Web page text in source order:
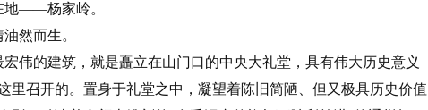
地——杨家岭。
然而生。
伟的建筑，就是矗立在山门口的中央大礼堂，具有伟大历史意义
里召开的。置身于礼堂之中，凝望着陈旧简陋、但又极具历史价值